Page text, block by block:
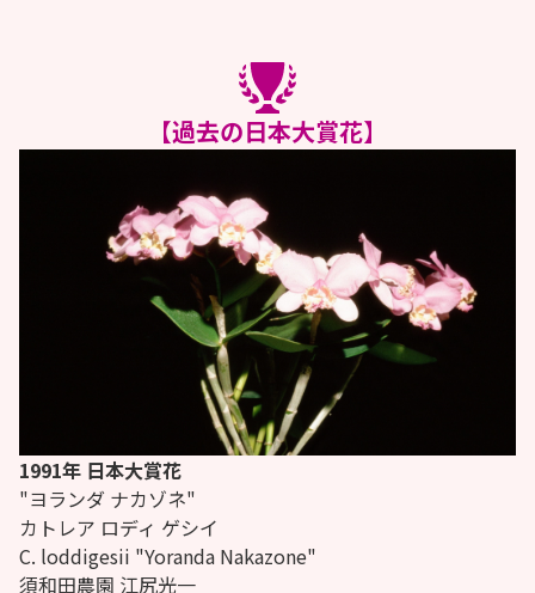
【過去の日本大賞花】
1991年 日本大賞花
"ヨランダ ナカゾネ"
カトレア ロディ ゲシイ
C. loddigesii "Yoranda Nakazone"
須和田農園 江尻光一